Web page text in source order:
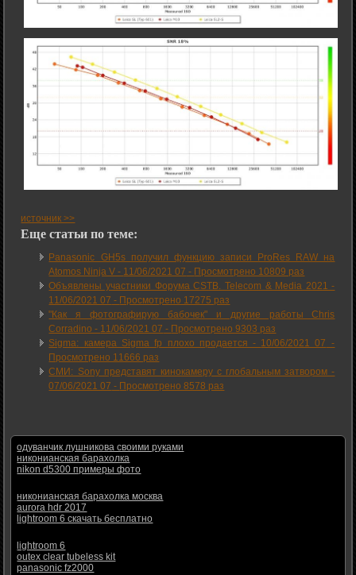
источник >>
Еще статьи по теме:
Panasonic GH5s получил функцию записи ProRes RAW на
Atomos Ninja V - 11/06/2021 07 - Просмотрено 10809 раз
Объявлены участники Форума CSTB. Telecom & Media 2021 -
11/06/2021 07 - Просмотрено 17275 раз
"Как я фотографирую бабочек" и другие работы Chris
Corradino - 11/06/2021 07 - Просмотрено 9303 раз
Sigma: камера Sigma fp плохо продается - 10/06/2021 07 -
Просмотрено 11666 раз
СМИ: Sony представят кинокамеру с глобальным затвором -
07/06/2021 07 - Просмотрено 8578 раз
одуванчик лушникова своими руками
никонианская барахолка
nikon d5300 примеры фото
никонианская барахолка москва
aurora hdr 2017
lightroom 6 скачать бесплатно
lightroom 6
outex clear tubeless kit
panasonic fz2000